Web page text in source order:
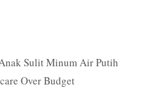
Sulit Minum Air Putih
Over Budget